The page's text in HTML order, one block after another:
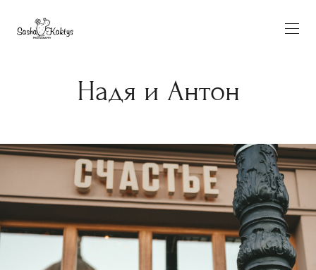
Надя и Антон